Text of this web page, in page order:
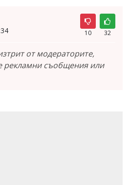
10 32
от модераторите,
съобщения или